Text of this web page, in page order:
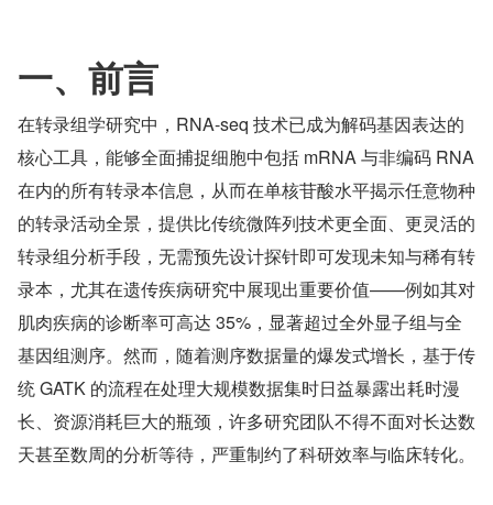
一、前言
在转录组学研究中，RNA-seq 技术已成为解码基因表达的
核心工具，能够全面捕捉细胞中包括 mRNA 与非编码 RNA
在内的所有转录本信息，从而在单核苷酸水平揭示任意物种
的转录活动全景，提供比传统微阵列技术更全面、更灵活的
转录组分析手段，无需预先设计探针即可发现未知与稀有转
录本，尤其在遗传疾病研究中展现出重要价值——例如其对
肌肉疾病的诊断率可高达 35%，显著超过全外显子组与全
基因组测序。然而，随着测序数据量的爆发式增长，基于传
统 GATK 的流程在处理大规模数据集时日益暴露出耗时漫
长、资源消耗巨大的瓶颈，许多研究团队不得不面对长达数
天甚至数周的分析等待，严重制约了科研效率与临床转化。